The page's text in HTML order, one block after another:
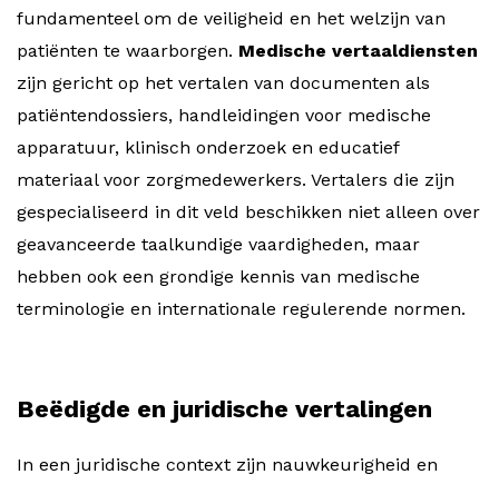
fundamenteel om de veiligheid en het welzijn van
patiënten te waarborgen. Medische vertaaldiensten
zijn gericht op het vertalen van documenten als
patiëntendossiers, handleidingen voor medische
apparatuur, klinisch onderzoek en educatief
materiaal voor zorgmedewerkers. Vertalers die zijn
gespecialiseerd in dit veld beschikken niet alleen over
geavanceerde taalkundige vaardigheden, maar
hebben ook een grondige kennis van medische
terminologie en internationale regulerende normen.
Beëdigde en juridische vertalingen
In een juridische context zijn nauwkeurigheid en